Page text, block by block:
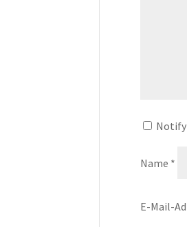
Name *
E-Mail-